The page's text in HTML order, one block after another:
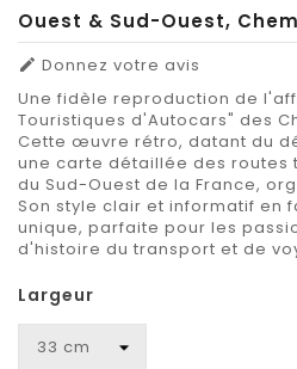
Ouest & Sud-Ouest,
 Donnez votre avis
Une fidèle reproduction de
Touristiques d'Autocars" des
Cette œuvre rétro, datant du
une carte détaillée des routes
du Sud-Ouest de la France,
Son style clair et informatif en
unique, parfaite pour les
d'histoire du transport et de
Largeur